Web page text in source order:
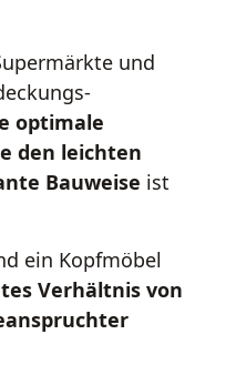
und
optimale
den leichten
Bauweise ist
ein Kopfmöbel
Verhältnis von